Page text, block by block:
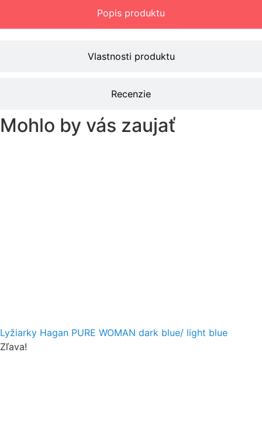
Popis produktu
Vlastnosti produktu
Recenzie
Mohlo by vás zaujať
Lyžiarky Hagan PURE WOMAN dark blue/ light blue
Zľava!